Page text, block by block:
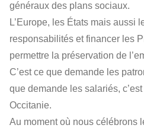
généraux des plans sociaux.
L’Europe, les États mais aussi
responsabilités et financer les
permettre la préservation de
C’est ce que demande les
que demande les salariés,
Occitanie.
Au moment où nous célébrons